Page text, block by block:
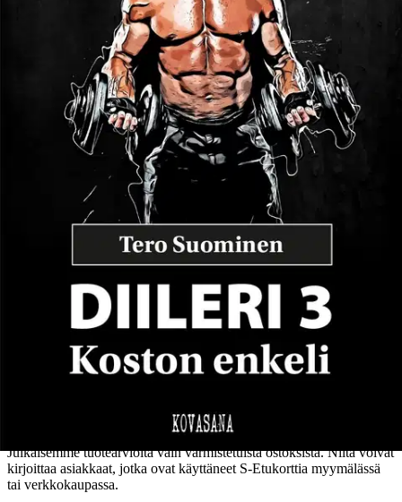
kukakin saa tehdä. Jos rikot koodia vastaan tai kalvaat kaverisi,
sinua ei pelasta mikään. Edes Thaimaassa et ole turvassa, jos
syntilistasi on riittävän pitkä.
tuotekuvausta
Ominaisuudet
Julkaisemme tuotearvioita vain varmistetuista ostoksista. Niitä voivat
kirjoittaa asiakkaat, jotka ovat käyttäneet S-Etukorttia myymälässä
tai verkkokaupassa.